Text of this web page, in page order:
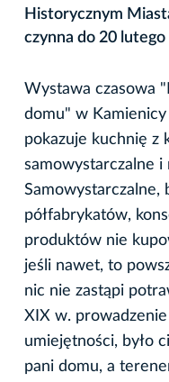
Historycznym
czynna do 20 lutego
Wystawa czasowa
domu" w
pokazuje kuchnię z
samowystarczalne i
Samowystarczalne,
półfabrykatów,
produktów nie
jeśli nawet, to
nic nie zastąpi
XIX w.
umiejętności, było
pani domu, a